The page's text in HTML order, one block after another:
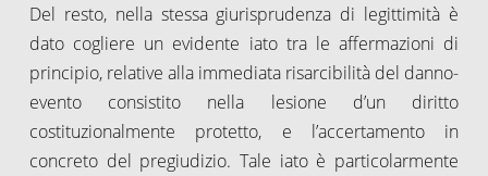
Del resto, nella stessa giurisprudenza di legittimità è
dato cogliere un evidente iato tra le affermazioni di
principio, relative alla immediata risarcibilità del danno-
evento consistito nella lesione d’un diritto
costituzionalmente protetto, e l’accertamento in
concreto del pregiudizio. Tale iato è particolarmente